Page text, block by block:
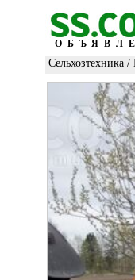
Сельхозтехника /